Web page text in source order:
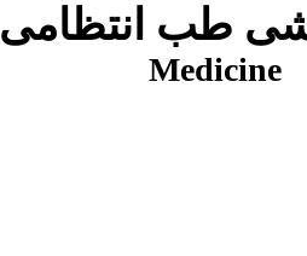
انتظامی
Medicine